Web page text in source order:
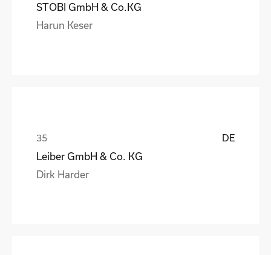
STOBI GmbH & Co.KG
Harun Keser
DE
Leiber GmbH & Co. KG
Dirk Harder